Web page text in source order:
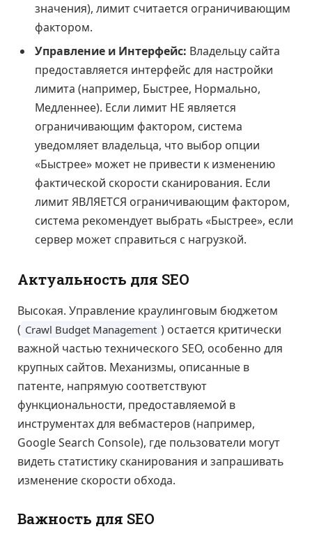
значения), лимит считается ограничивающим
фактором.
Управление и Интерфейс: Владельцу сайта
предоставляется интерфейс для настройки
лимита (например, Быстрее, Нормально,
Медленнее). Если лимит НЕ является
ограничивающим фактором, система
уведомляет владельца, что выбор опции
«Быстрее» может не привести к изменению
фактической скорости сканирования. Если
лимит ЯВЛЯЕТСЯ ограничивающим фактором,
система рекомендует выбрать «Быстрее», если
сервер может справиться с нагрузкой.
Актуальность для SEO
Высокая. Управление краулинговым бюджетом
( Crawl Budget Management ) остается критически
важной частью технического SEO, особенно для
крупных сайтов. Механизмы, описанные в
патенте, напрямую соответствуют
функциональности, предоставляемой в
инструментах для вебмастеров (например,
Google Search Console), где пользователи могут
видеть статистику сканирования и запрашивать
изменение скорости обхода.
Важность для SEO